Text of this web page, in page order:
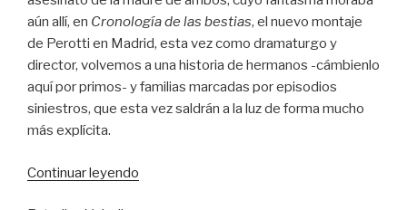
aún allí, en Cronología de las bestias, el nuevo montaje
de Perotti en Madrid, esta vez como dramaturgo y
director, volvemos a una historia de hermanos -cámbienlo
aquí por primos- y familias marcadas por episodios
siniestros, que esta vez saldrán a la luz de forma mucho
más explícita.
Continuar leyendo